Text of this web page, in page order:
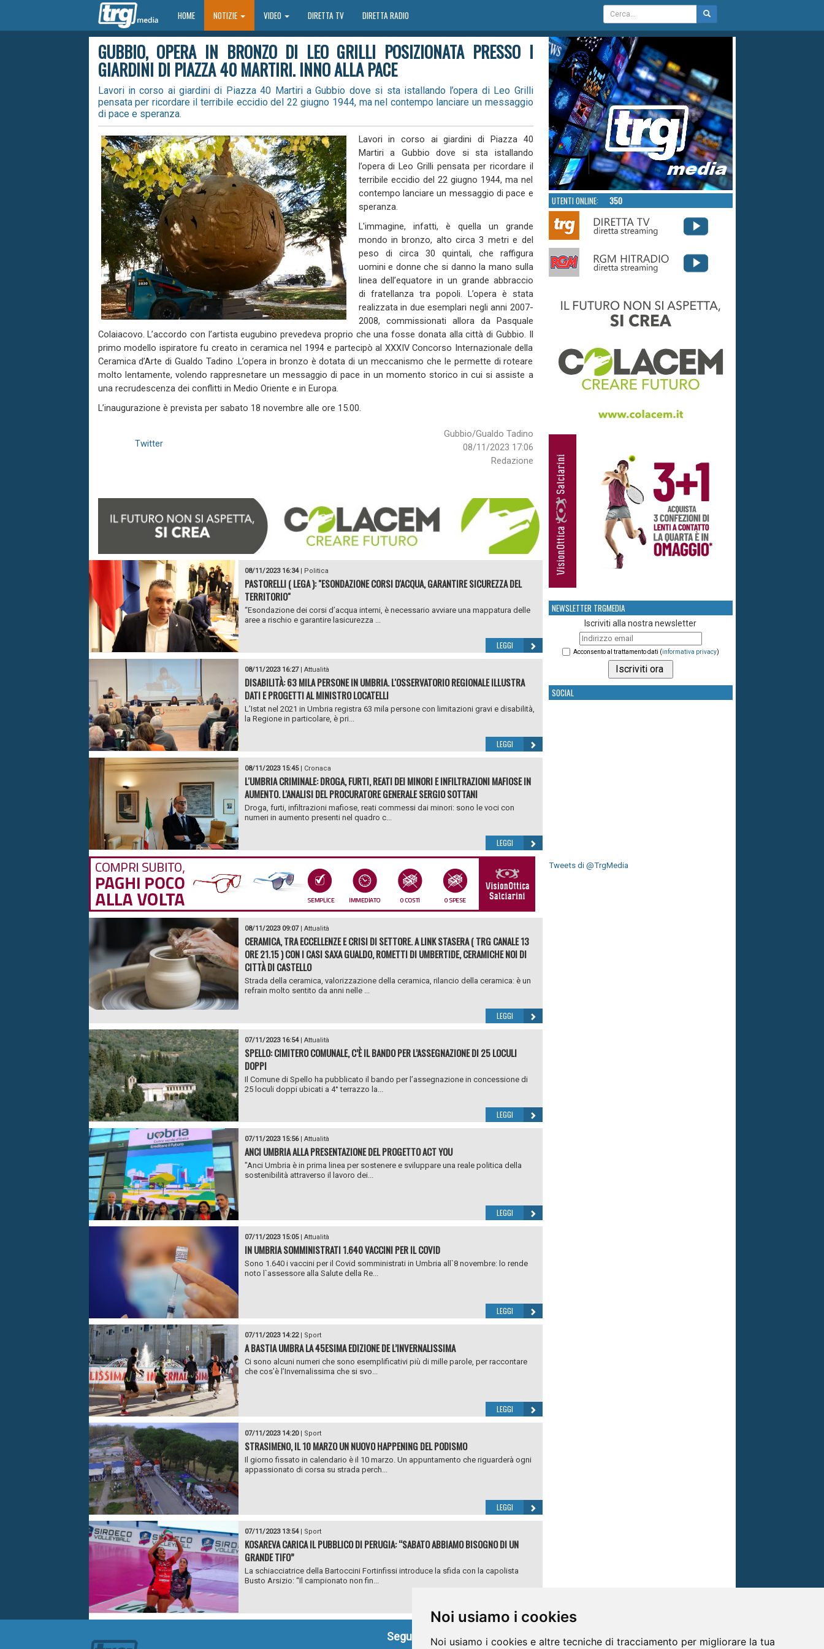
Noi usiamo i cookies
Noi usiamo i cookies e altre tecniche di tracciamento per migliorare la tua
HOMEHOME NOTIZIE VIDEO DIRETTA TV DIRETTA RADIO
GUBBIO, OPERA IN BRONZO DI LEO GRILLI POSIZIONATA PRESSO I
GIARDINI DI PIAZZA 40 MARTIRI. INNO ALLA PACE
Lavori in corso ai giardini di Piazza 40 Martiri a Gubbio dove si sta istallando l’opera di Leo Grilli
pensata per ricordare il terribile eccidio del 22 giugno 1944, ma nel contempo lanciare un messaggio
di pace e speranza.
Lavori in corso ai giardini di Piazza 40
Martiri a Gubbio dove si sta istallando
l’opera di Leo Grilli pensata per ricordare il
terribile eccidio del 22 giugno 1944, ma nel
contempo lanciare un messaggio di pace e
speranza.
L'immagine, infatti, è quella un grande
mondo in bronzo, alto circa 3 metri e del
peso di circa 30 quintali, che raffigura
uomini e donne che si danno la mano sulla
linea dell’equatore in un grande abbraccio
di fratellanza tra popoli. L’opera è stata
realizzata in due esemplari negli anni 2007-
2008, commissionati allora da Pasquale
Colaiacovo. L’accordo con l’artista eugubino prevedeva proprio che una fosse donata alla città di Gubbio. Il
primo modello ispiratore fu creato in ceramica nel 1994 e partecipò al XXXIV Concorso Internazionale della
Ceramica d’Arte di Gualdo Tadino .L’opera in bronzo è dotata di un meccanismo che le permette di roteare
molto lentamente, volendo rappresnetare un messaggio di pace in un momento storico in cui si assiste a
una recrudescenza dei conflitti in Medio Oriente e in Europa.
L’inaugurazione è prevista per sabato 18 novembre alle ore 15.00.
Gubbio/Gualdo Tadino
08/11/2023 17:06
Redazione
Twitter
08/11/2023 16:34| Politica
PASTORELLI ( LEGA ): "ESONDAZIONE CORSI D'ACQUA, GARANTIRE SICUREZZA DEL
TERRITORIO"
“Esondazione dei corsi d’acqua interni, è necessario avviare una mappatura delle
aree a rischio e garantire lasicurezza ...
LEGGI
08/11/2023 16:27| Attualità
DISABILITÀ: 63 MILA PERSONE IN UMBRIA. L'OSSERVATORIO REGIONALE ILLUSTRA
DATI E PROGETTI AL MINISTRO LOCATELLI
L’Istat nel 2021 in Umbria registra 63 mila persone con limitazioni gravi e disabilità,
la Regione in particolare, è pri...
LEGGI
08/11/2023 15:45| Cronaca
L'UMBRIA CRIMINALE: DROGA, FURTI, REATI DEI MINORI E INFILTRAZIONI MAFIOSE IN
AUMENTO. L'ANALISI DEL PROCURATORE GENERALE SERGIO SOTTANI
Droga, furti, infiltrazioni mafiose, reati commessi dai minori: sono le voci con
numeri in aumento presenti nel quadro c...
LEGGI
08/11/2023 09:07| Attualità
CERAMICA, TRA ECCELLENZE E CRISI DI SETTORE. A LINK STASERA ( TRG CANALE 13
ORE 21.15 ) CON I CASI SAXA GUALDO, ROMETTI DI UMBERTIDE, CERAMICHE NOI DI
CITTÀ DI CASTELLO
Strada della ceramica, valorizzazione della ceramica, rilancio della ceramica: è un
refrain molto sentito da anni nelle ...
LEGGI
07/11/2023 16:54| Attualità
SPELLO: CIMITERO COMUNALE, C’È IL BANDO PER L’ASSEGNAZIONE DI 25 LOCULI
DOPPI
Il Comune di Spello ha pubblicato il bando per l’assegnazione in concessione di
25 loculi doppi ubicati a 4° terrazzo la...
LEGGI
07/11/2023 15:56| Attualità
ANCI UMBRIA ALLA PRESENTAZIONE DEL PROGETTO ACT YOU
"Anci Umbria è in prima linea per sostenere e sviluppare una reale politica della
sostenibilità attraverso il lavoro dei...
LEGGI
07/11/2023 15:05| Attualità
IN UMBRIA SOMMINISTRATI 1.640 VACCINI PER IL COVID
Sono 1.640 i vaccini per il Covid somministrati in Umbria all`8 novembre: lo rende
noto l`assessore alla Salute della Re...
LEGGI
07/11/2023 14:22| Sport
A BASTIA UMBRA LA 45ESIMA EDIZIONE DE L’INVERNALISSIMA
Ci sono alcuni numeri che sono esemplificativi più di mille parole, per raccontare
che cos’è l’Invernalissima che si svo...
LEGGI
07/11/2023 14:20| Sport
STRASIMENO, IL 10 MARZO UN NUOVO HAPPENING DEL PODISMO
Il giorno fissato in calendario è il 10 marzo. Un appuntamento che riguarderà ogni
appassionato di corsa su strada perch...
LEGGI
07/11/2023 13:54| Sport
KOSAREVA CARICA IL PUBBLICO DI PERUGIA: “SABATO ABBIAMO BISOGNO DI UN
GRANDE TIFO”
La schiacciatrice della Bartoccini Fortinfissi introduce la sfida con la capolista
Busto Arsizio: “Il campionato non fin...
UTENTI ONLINE: 350
NEWSLETTER TRGMEDIA
Iscriviti alla nostra newsletter
Acconsento al trattamento dati (informativa privacy)
SOCIAL
Tweets di @TrgMedia
Seguici su